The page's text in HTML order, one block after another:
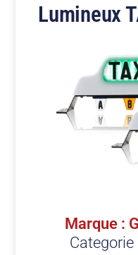
Lumineux
Marque :
Categorie